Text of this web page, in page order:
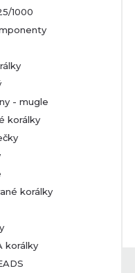
1000
- mugle
korálky
korálky
korálky